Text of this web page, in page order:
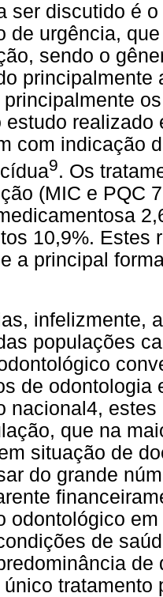
ser discutido é
de urgência,
sendo o
principalmente
estudo
com indicação
9. Os
(MIC e PQC
10,9%. Estes
a principal
infelizmente,
populações
de odontologia
nacional4,
que na
situação de
do grande
odontológico
de
tratamento